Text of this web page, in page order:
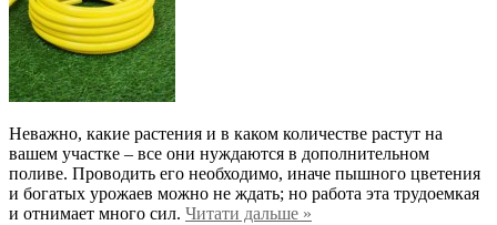
Неважно, какие растения и в каком количестве растут на
вашем участке – все они нуждаются в дополнительном
поливе. Проводить его необходимо, иначе пышного цветения
и богатых урожаев можно не ждать; но работа эта трудоемкая
и отнимает много сил. Читати дальше »